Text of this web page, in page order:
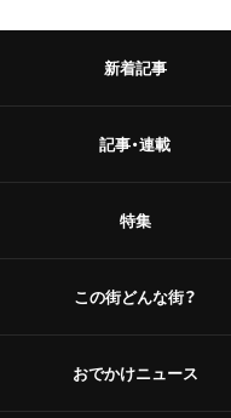
新着記事
記事・連載
特集
この街どんな街？
おでかけニュース